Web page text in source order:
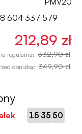
604 337 579
212,89 zł
regularna: 332,90 zł
obniżką: 349,90 zł
15: 35: 49